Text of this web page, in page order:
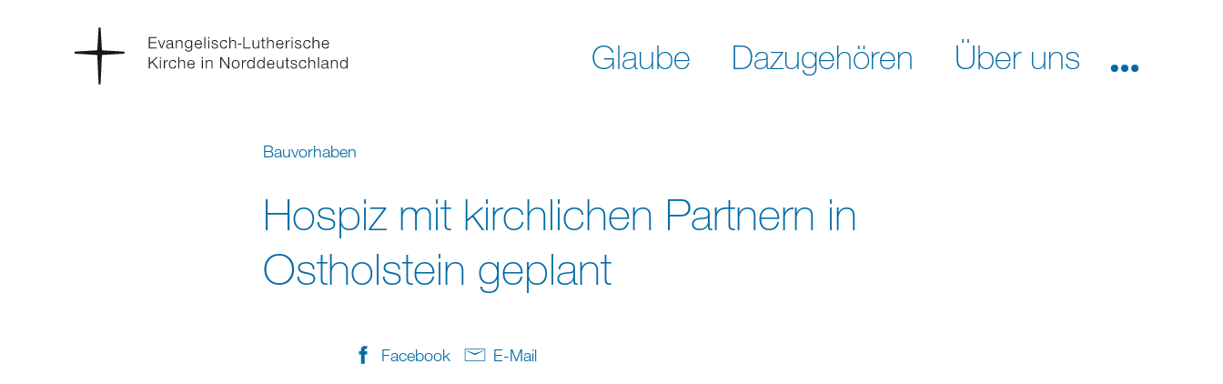
Glaube Dazugehören Über uns
Bauvorhaben
Hospiz mit kirchlichen Partnern in
Ostholstein geplant
Facebook E-Mail